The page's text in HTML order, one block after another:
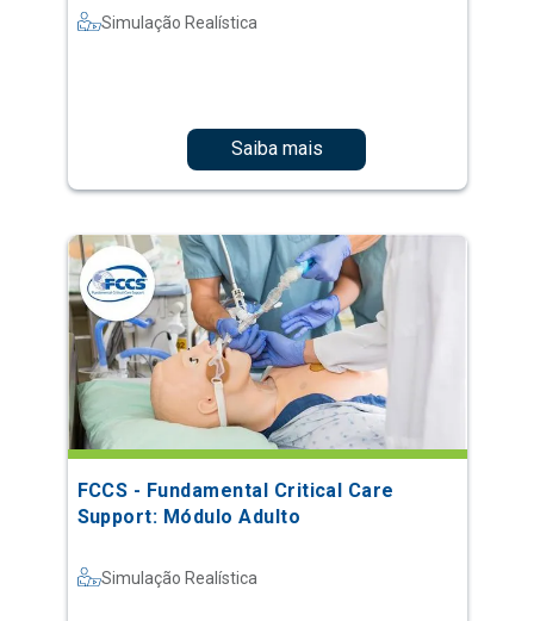
Simulação Realística
Saiba mais
FCCS - Fundamental Critical Care
Support: Módulo Adulto
Simulação Realística